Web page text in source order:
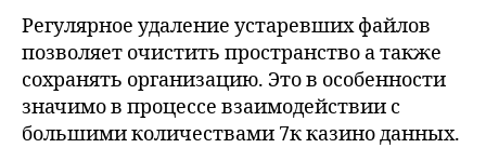
Регулярное удаление устаревших файлов
позволяет очистить пространство а также
сохранять организацию. Это в особенности
значимо в процессе взаимодействии с
большими количествами 7к казино данных.